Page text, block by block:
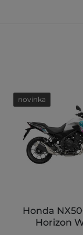
Honda
Horizon
novinka